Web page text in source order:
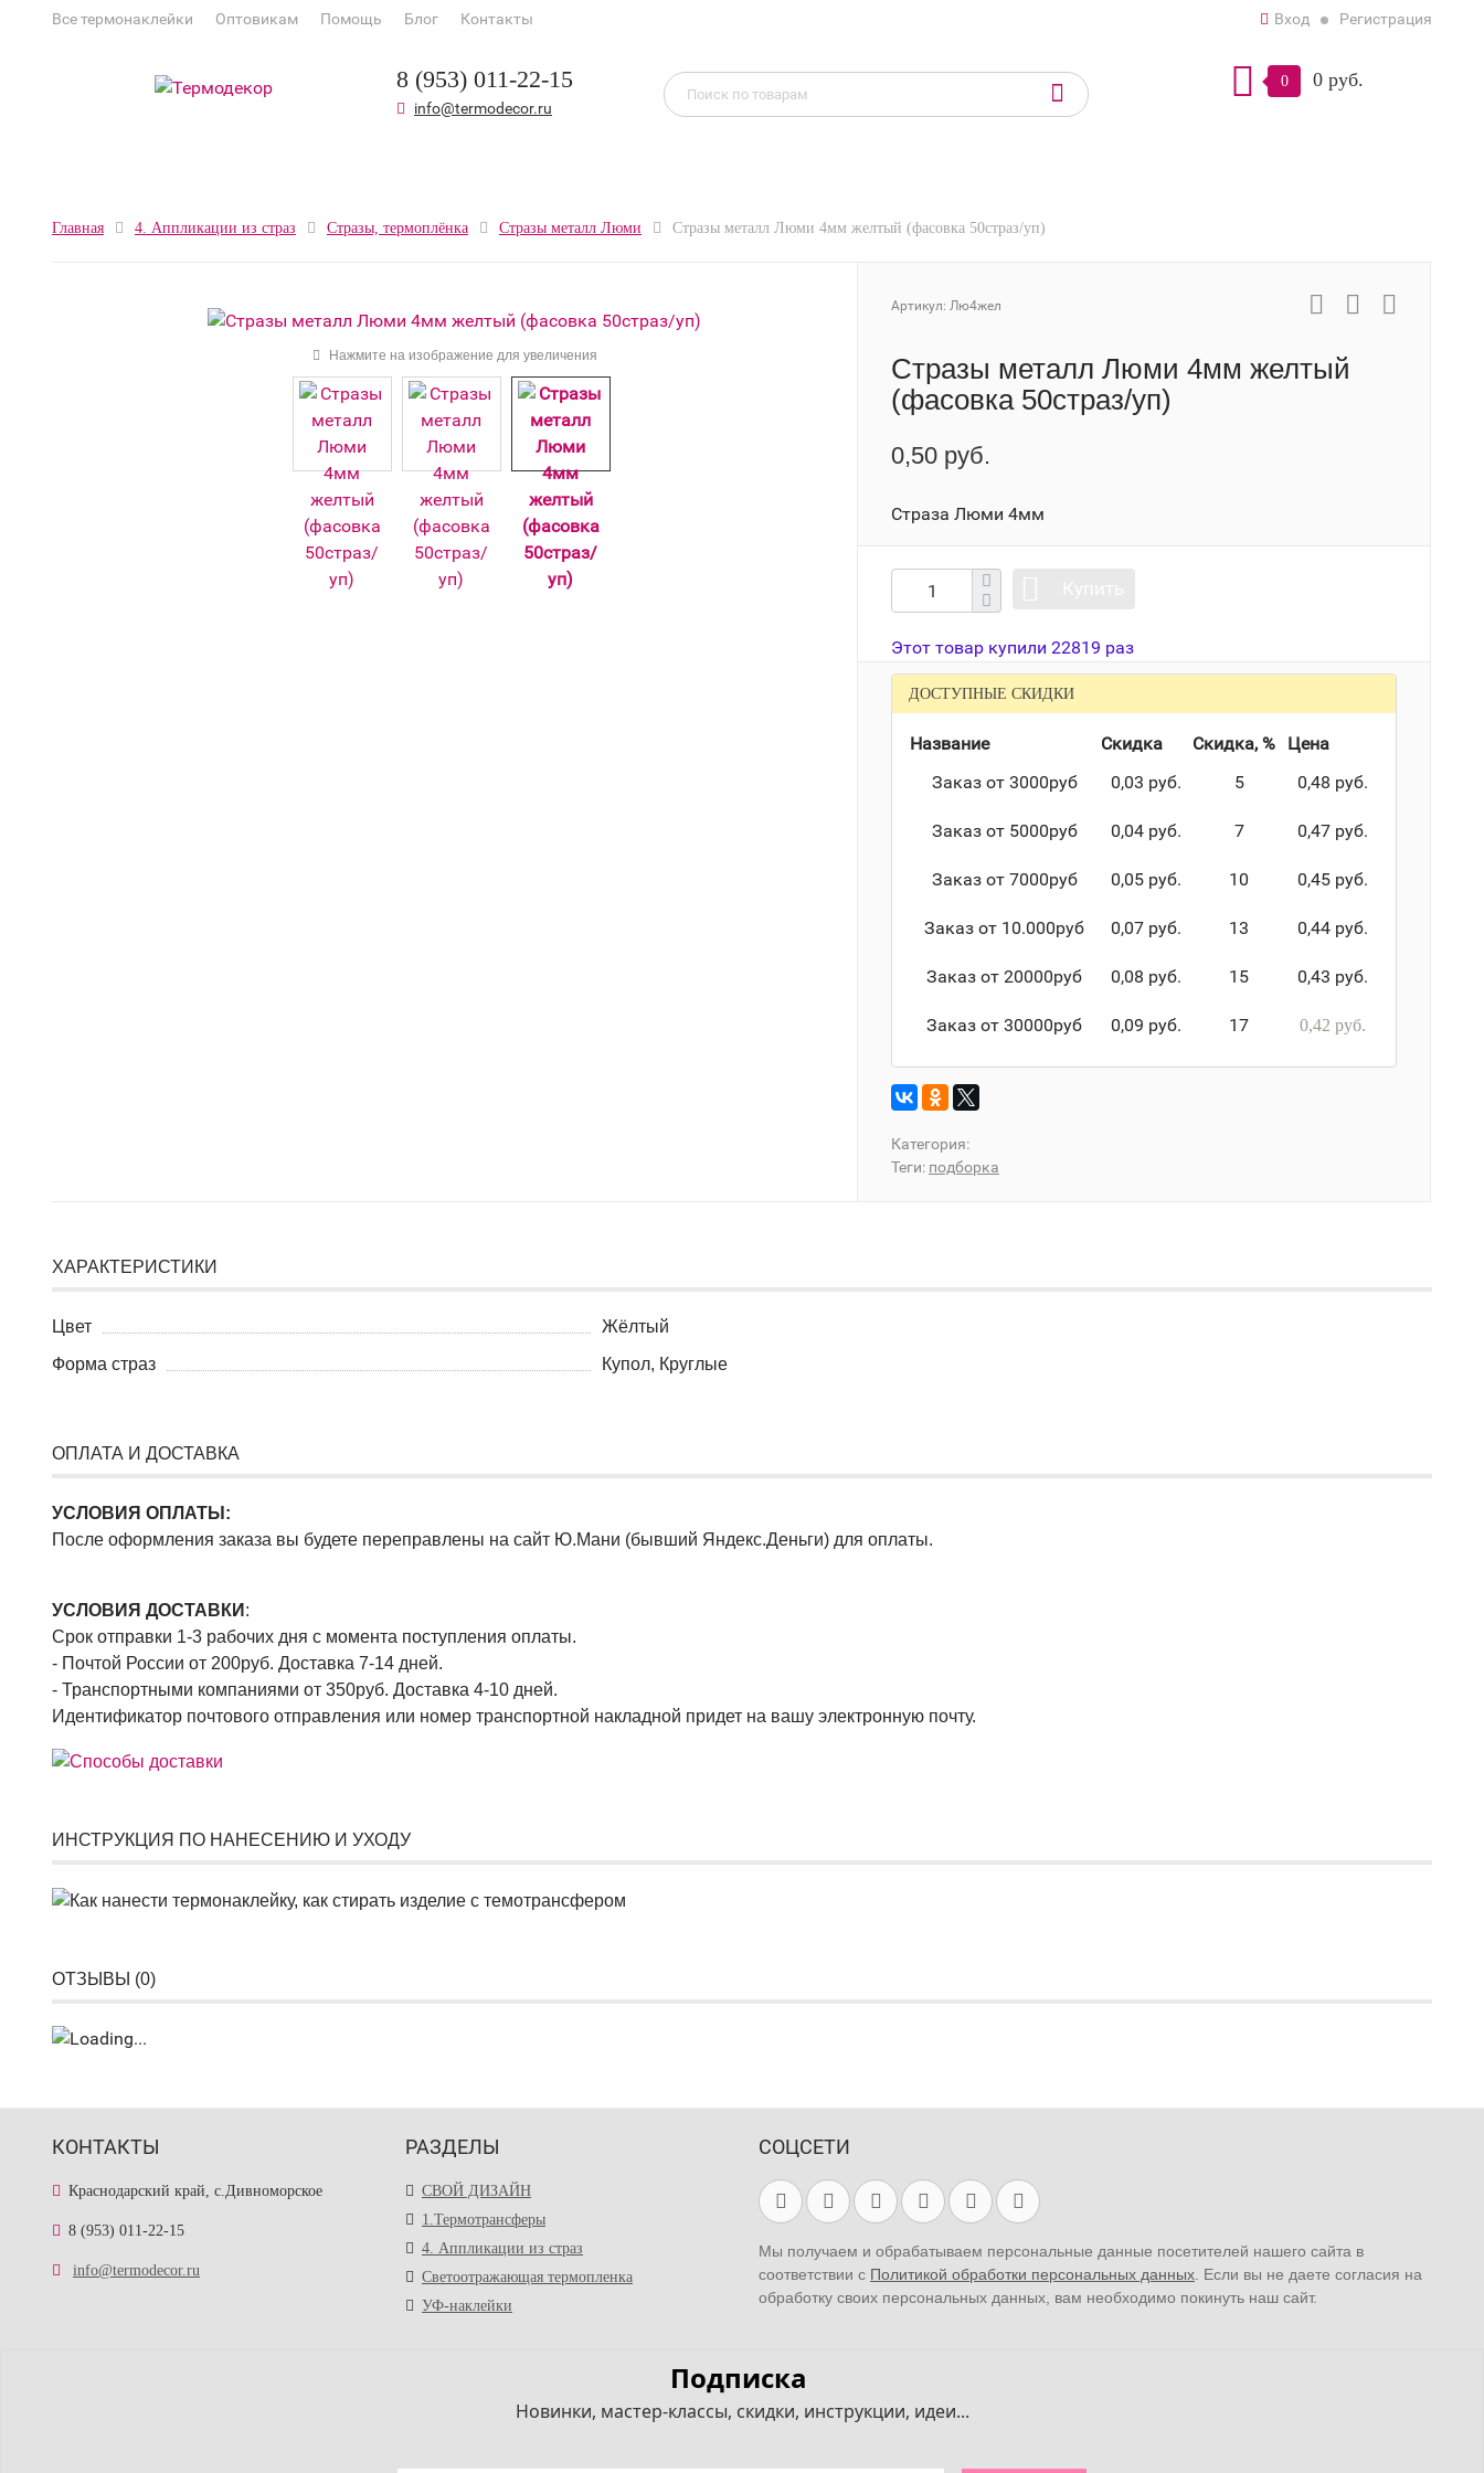
Все термонаклейки Оптовикам Помощь Блог Контакты Вход Регистрация
8 (953) 011-22-15
info@termodecor.ru
0 0 руб.
Главная 4. Аппликации из страз Стразы, термоплёнка Стразы металл Люми Стразы металл Люми 4мм желтый (фасовка 50страз/уп)
Нажмите на изображение для увеличения
Артикул: Лю4жел
Стразы металл Люми 4мм желтый
(фасовка 50страз/уп)
0,50 руб.
Страза Люми 4мм
Этот товар купили 22819 раз
ДОСТУПНЫЕ СКИДКИ
Название Скидка Скидка, %
Цена
Заказ от 3000руб
0,03 руб. 5 0,48 руб.
Заказ от 5000руб 0,04 руб. 7 0,47 руб.
Заказ от 7000руб 0,05 руб. 10 0,45 руб.
Заказ от 10.000руб 0,07 руб. 13 0,44 руб.
Заказ от 20000руб 0,08 руб. 15 0,43 руб.
Заказ от 30000руб 0,09 руб. 17 0,42 руб.
Категория:
Теги: подборка
ХАРАКТЕРИСТИКИ
Цвет
Жёлтый
Форма страз
Купол, Круглые
ОПЛАТА И ДОСТАВКА
УСЛОВИЯ ОПЛАТЫ:
После оформления заказа вы будете переправлены на сайт Ю.Мани (бывший Яндекс.Деньги) для оплаты.
УСЛОВИЯ ДОСТАВКИ :
Срок отправки 1-3 рабочих дня с момента поступления оплаты.
- Почтой России от 200руб. Доставка 7-14 дней.
- Транспортными компаниями от 350руб. Доставка 4-10 дней.
Идентификатор почтового отправления или номер транспортной накладной придет на вашу электронную почту.
ИНСТРУКЦИЯ ПО НАНЕСЕНИЮ И УХОДУ
ОТЗЫВЫ (0)
КОНТАКТЫ
Краснодарский край, с.Дивноморское
8 (953) 011-22-15
info@termodecor.ru
РАЗДЕЛЫ
СВОЙ ДИЗАЙН
1.Термотрансферы
4. Аппликации из страз
Светоотражающая термопленка
УФ-наклейки
СОЦСЕТИ
Мы получаем и обрабатываем персональные данные посетителей нашего сайта в
соответствии с Политикой обработки персональных данных. Если вы не даете согласия на
обработку своих персональных данных, вам необходимо покинуть наш сайт.
Подписка
Новинки, мастер-классы, скидки, инструкции, идеи...